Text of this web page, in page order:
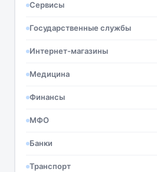
Сервисы
Государственные службы
Интернет-магазины
Медицина
Финансы
МФО
Банки
Транспорт